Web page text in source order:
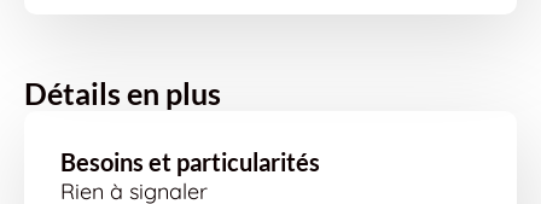
Détails en plus
Besoins et particularités
Rien à signaler